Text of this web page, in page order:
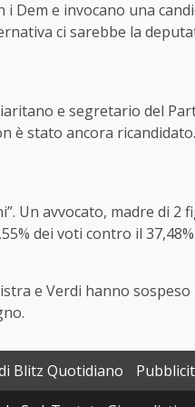
Dem e invocano una
ci sarebbe la
e segretario del
è stato ancora
Un avvocato, madre di 2
dei voti contro il
e Verdi hanno
Blitz Quotidiano